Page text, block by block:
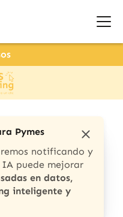
Pymes
notificando y
puede mejorar
en datos,
inteligente y